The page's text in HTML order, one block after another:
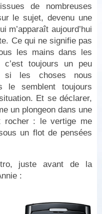
de nombreuses
le sujet, devenu une
m’apparaît aujourd’hui
Ce qui ne signifie pas
les mains dans les
toujours un peu
si les choses nous
le semblent toujours
Et se déclarer,
un plongeon dans une
rocher : le vertige me
un flot de pensées
juste avant de la
: